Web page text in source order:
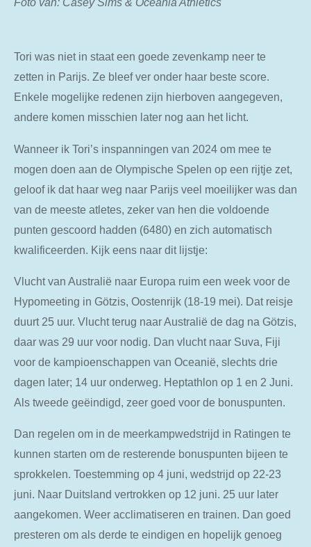
Tori was niet in staat een goede zevenkamp neer te
zetten in Parijs. Ze bleef ver onder haar beste score.
Enkele mogelijke redenen zijn hierboven aangegeven,
andere komen misschien later nog aan het licht.
Wanneer ik Tori’s inspanningen van 2024 om mee te
mogen doen aan de Olympische Spelen op een rijtje zet,
geloof ik dat haar weg naar Parijs veel moeilijker was dan
van de meeste atletes, zeker van hen die voldoende
punten gescoord hadden (6480) en zich automatisch
kwalificeerden. Kijk eens naar dit lijstje:
Vlucht van Australië naar Europa ruim een week voor de
Hypomeeting in Götzis, Oostenrijk (18-19 mei). Dat reisje
duurt 25 uur. Vlucht terug naar Australië de dag na Götzis,
daar was 29 uur voor nodig. Dan vlucht naar Suva, Fiji
voor de kampioenschappen van Oceanië, slechts drie
dagen later; 14 uur onderweg. Heptathlon op 1 en 2 Juni.
Als tweede geëindigd, zeer goed voor de bonuspunten.
Dan regelen om in de meerkampwedstrijd in Ratingen te
kunnen starten om de resterende bonuspunten bijeen te
sprokkelen. Toestemming op 4 juni, wedstrijd op 22-23
juni. Naar Duitsland vertrokken op 12 juni. 25 uur later
aangekomen. Weer acclimatiseren en trainen. Dan goed
presteren om als derde te eindigen en hopelijk genoeg